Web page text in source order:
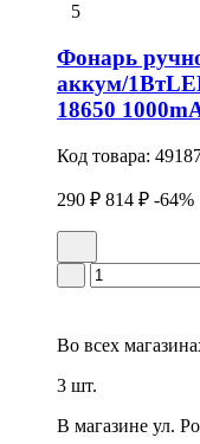
5
Фонарь
аккум/
18650
Код товара:
290 ₽ 814 ₽ -64%
Во всех
3 шт.
В магазине ул.